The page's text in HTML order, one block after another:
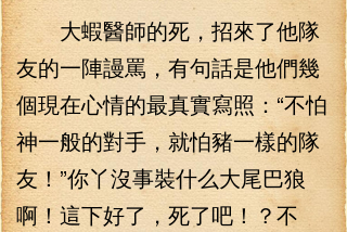
大蝦醫師的死，招來了他隊
友的一陣謾罵，有句話是他們幾
個現在心情的最真實寫照：“不怕
神一般的對手，就怕豬一樣的隊
友！”你丫沒事裝什么大尾巴狼
啊！這下好了，死了吧！？不